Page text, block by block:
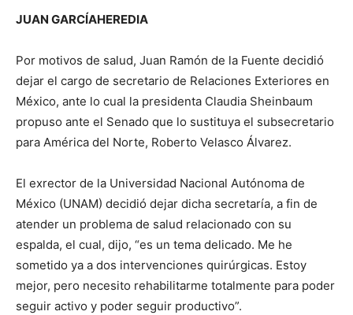
JUAN GARCÍAHEREDIA
Por motivos de salud, Juan Ramón de la Fuente decidió
dejar el cargo de secretario de Relaciones Exteriores en
México, ante lo cual la presidenta Claudia Sheinbaum
propuso ante el Senado que lo sustituya el subsecretario
para América del Norte, Roberto Velasco Álvarez.
El exrector de la Universidad Nacional Autónoma de
México (UNAM) decidió dejar dicha secretaría, a fin de
atender un problema de salud relacionado con su
espalda, el cual, dijo, “es un tema delicado. Me he
sometido ya a dos intervenciones quirúrgicas. Estoy
mejor, pero necesito rehabilitarme totalmente para poder
seguir activo y poder seguir productivo”.